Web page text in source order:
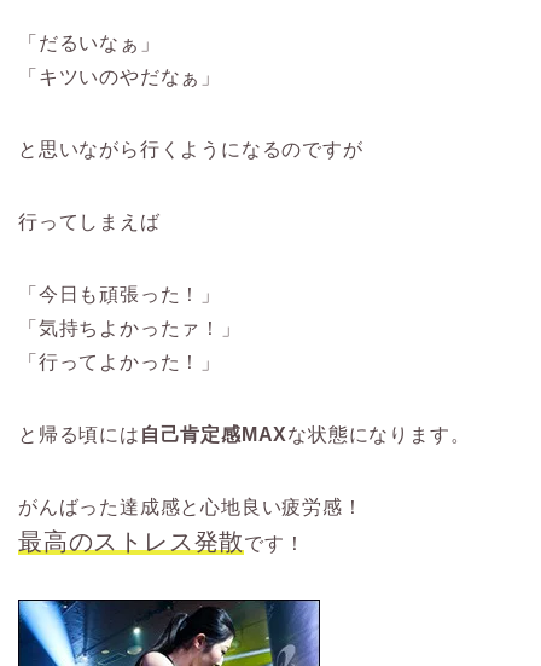
「だるいなぁ」
「キツいのやだなぁ」
と思いながら行くようになるのですが
行ってしまえば
「今日も頑張った！」
「気持ちよかったァ！」
「行ってよかった！」
と帰る頃には 自己肯定感MAXな状態になります。
がんばった達成感と心地良い疲労感！
最高のストレス発散です！